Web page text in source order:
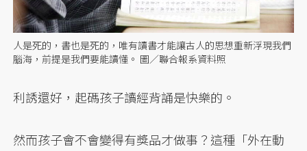
人是死的，書也是死的，唯有讀書才能讓古人的思想重新浮現我們
腦海，前提是我們要能讀懂。 圖／聯合報系資料照
利誘還好，起碼孩子讀經背誦是快樂的。
然而孩子會不會變得有獎品才做事？這種「外在動